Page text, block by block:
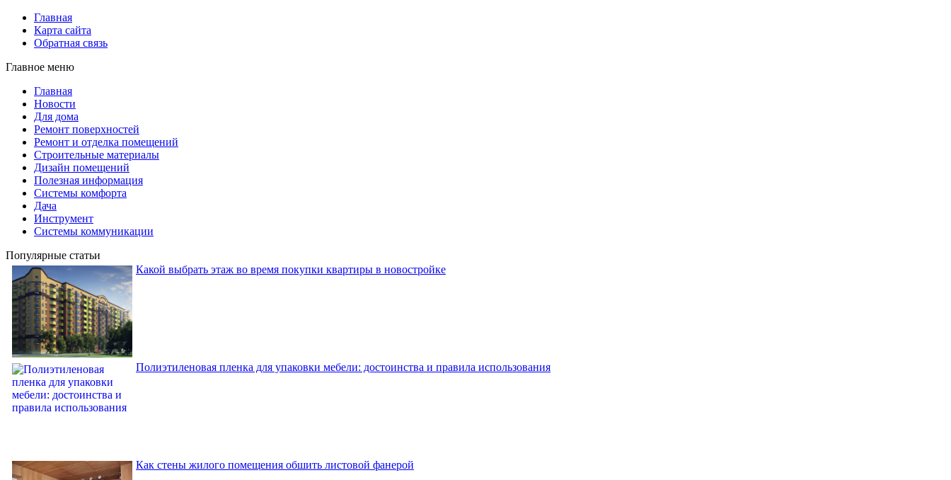
Главная
Карта сайта
Обратная связь
Главное меню
Главная
Новости
Для дома
Ремонт поверхностей
Ремонт и отделка помещений
Строительные материалы
Дизайн помещений
Полезная информация
Системы комфорта
Дача
Инструмент
Системы коммуникации
Популярные статьи
Какой выбрать этаж во время покупки квартиры в новостройке
Полиэтиленовая пленка для упаковки мебели: достоинства и правила использования
Как стены жилого помещения обшить листовой фанерой